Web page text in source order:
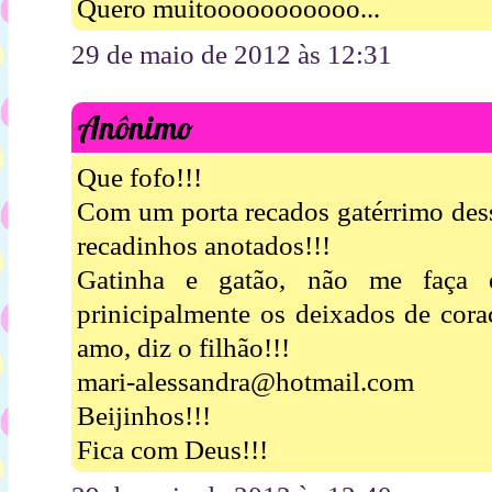
Quero muitooooooooooo...
29 de maio de 2012 às 12:31
Anônimo
Que fofo!!!
Com um porta recados gatérrimo
recadinhos anotados!!!
Gatinha e gatão, não me faça
prinicipalmente os deixados de
amo, diz o filhão!!!
mari-alessandra@hotmail.com
Beijinhos!!!
Fica com Deus!!!